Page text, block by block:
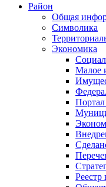
Район
Общая
Символика
Экономика
Малое
Портал